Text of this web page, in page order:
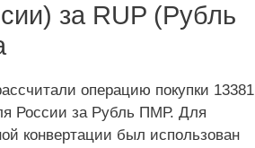
за RUP (Рубль
операцию покупки 13381
России за Рубль ПМР. Для
конвертации был использован